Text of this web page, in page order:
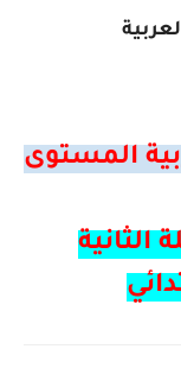
المستوى